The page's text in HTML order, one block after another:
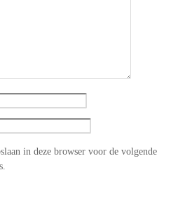
in deze browser voor de volgende